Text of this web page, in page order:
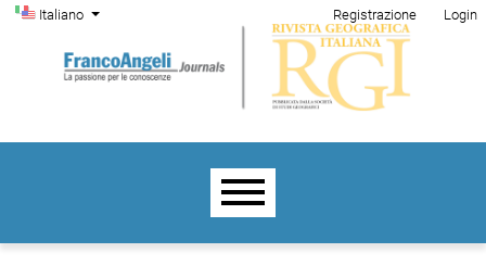
Salta al menu principale di navigazione
Salta al contenuto principale
Salta al piè di pagina del sito
Cambia la lingua. La lingua corrente è:
Italiano
Menu di amministrazione
Registrazione Login
Menu principale